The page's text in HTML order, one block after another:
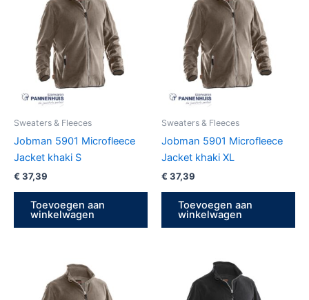
Sweaters & Fleeces
Jobman 5901 Microfleece
Jacket khaki S
€ 37,39
Toevoegen aan
winkelwagen
Sweaters & Fleeces
Jobman 5901 Microfleece
Jacket khaki XL
€ 37,39
Toevoegen aan
winkelwagen